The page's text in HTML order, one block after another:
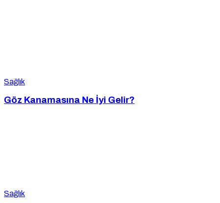
Sağlık
Göz Kanamasına Ne İyi Gelir?
Sağlık